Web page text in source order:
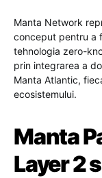
Manta Network
conceput pentru a
tehnologia zero-
prin integrarea a
Manta Atlantic,
ecosistemului.
Manta
Layer 2